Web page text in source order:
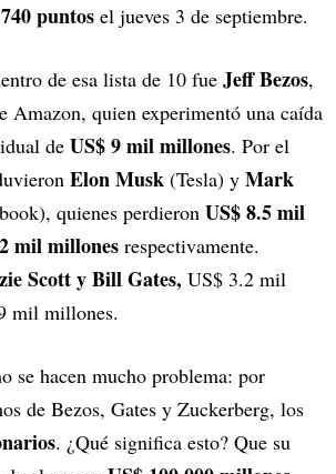
740 puntos el jueves 3 de septiembre.
de esa lista de 10 fue Jeff Bezos,
Amazon, quien experimentó una caída
de US$ 9 mil millones. Por el
Elon Musk (Tesla) y Mark
quienes perdieron US$ 8.5 mil
mil millones respectivamente.
Scott y Bill Gates, US$ 3.2 mil
mil millones.
se hacen mucho problema: por
de Bezos, Gates y Zuckerberg, los
. ¿Qué significa esto? Que su